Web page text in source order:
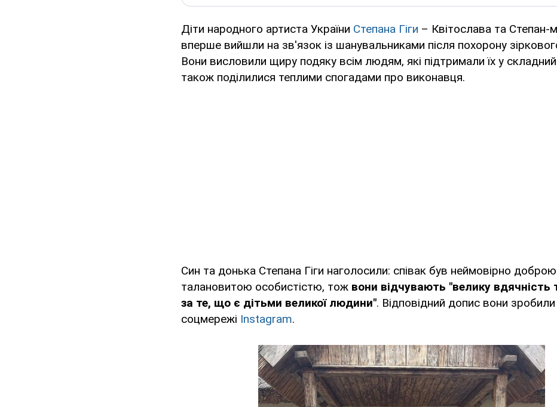
Діти народного артиста України Степана Гіги – Квітослава та
вперше вийшли на зв'язок із шанувальниками після похорону
Вони висловили щиру подяку всім людям, які підтримали їх у
також поділилися теплими спогадами про виконавця.
Син та донька Степана Гіги наголосили: співак був неймовірно доброю
талановитою особистістю, тож вони відчувають "велику вдячність
за те, що є дітьми великої людини". Відповідний допис вони зробили
соцмережі Instagram.